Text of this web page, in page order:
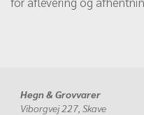
Hegn & Grovvarer
Viborgvej 227, Skave